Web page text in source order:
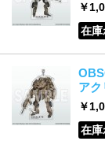
￥
在庫
アク
￥
在庫